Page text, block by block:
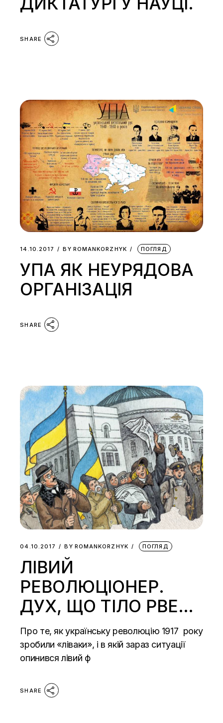
SHARE
14.10.2017 BY ROMANKORZHYK ПОГЛЯД
УПА ЯК НЕУРЯДОВА
ОРГАНІЗАЦІЯ
SHARE
04.10.2017 BY ROMANKORZHYK ПОГЛЯД
ЛІВИЙ
РЕВОЛЮЦІОНЕР.
ДУХ, ЩО ТІЛО РВЕ…
Про те, як українську революцію 1917 року
зробили «ліваки», і в якій зараз ситуації
опинився лівий ф
SHARE